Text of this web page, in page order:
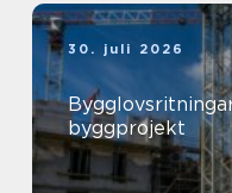
30. juli 2026
byggprojekt